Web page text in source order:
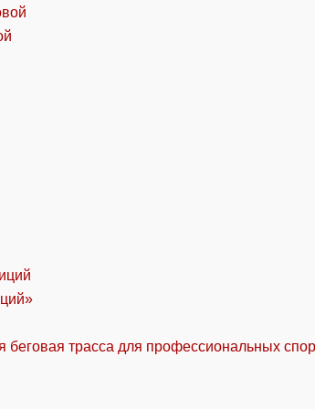
трасса для профессиональных